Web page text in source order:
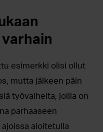
esimerkki olisi ollut
mutta jälkeen päin
työvaiheita, joilla on
parhaaseen
aloitetulla